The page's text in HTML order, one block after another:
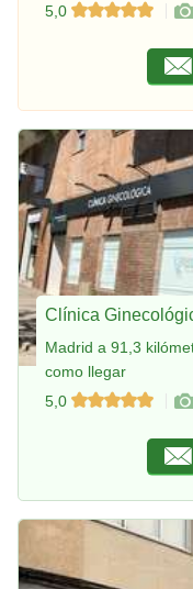
5,0
Clínica
Madrid a 91,3
como llegar
5,0